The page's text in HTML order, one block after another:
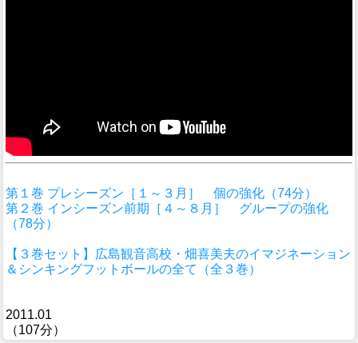
第１巻 プレシーズン［１～３月］ 個の強化（74分）
第２巻 インシーズン前期［４～８月］ グループの強化
（78分）
【３巻セット】広島観音高校・畑喜美夫のイマジネーション
＆シンキングフットボールの全て（全３巻）
2011.01
（107分）